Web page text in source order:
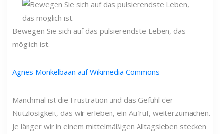
Bewegen Sie sich auf das pulsierendste Leben, das
möglich ist.
Agnes Monkelbaan auf Wikimedia Commons
Manchmal ist die Frustration und das Gefühl der
Nutzlosigkeit, das wir erleben, ein Aufruf, weiterzumachen.
Je länger wir in einem mittelmäßigen Alltagsleben stecken